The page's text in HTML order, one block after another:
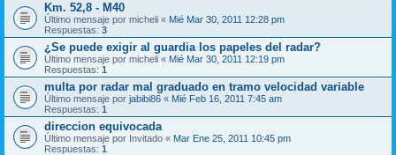
Km. 52,8 - M40
Último mensaje por micheli « Mié Mar 30, 2011 12:28 pm
Respuestas: 3
¿Se puede exigir al guardia los papeles del radar?
Último mensaje por micheli « Mié Mar 30, 2011 12:19 pm
Respuestas: 1
multa por radar mal graduado en tramo velocidad variable
Último mensaje por jabibi86 « Mié Feb 16, 2011 7:45 am
Respuestas: 1
direccion equivocada
Último mensaje por Invitado « Mar Ene 25, 2011 10:45 pm
Respuestas: 1